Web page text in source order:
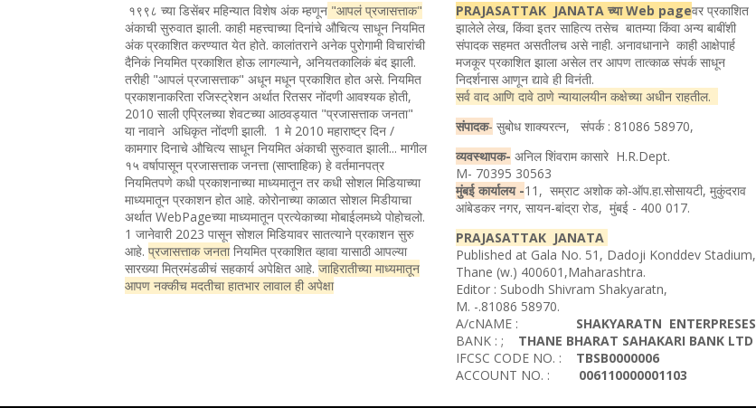
१९९८ च्या डिसेंबर महिन्यात विशेष अंक म्हणून "आपलं प्रजासत्ताक"
अंकाची सुरुवात झाली. काही महत्त्वाच्या दिनांचे औचित्य साधून नियमित
अंक प्रकाशित करण्यात येत होते. कालांतराने अनेक पुरोगामी विचारांची
दैनिकं नियमित प्रकाशित होऊ लागल्याने, अनियतकालिकं बंद झाली.
तरीही "आपलं प्रजासत्ताक" अधून मधून प्रकाशित होत असे. नियमित
प्रकाशनाकरिता रजिस्ट्रेशन अर्थात रितसर नोंदणी आवश्यक होती,
2010 साली एप्रिलच्या शेवटच्या आठवड्यात "प्रजासत्ताक जनता"
या नावाने अधिकृत नोंदणी झाली. 1 मे 2010 महाराष्ट्र दिन /
कामगार दिनाचे औचित्य साधून नियमित अंकाची सुरुवात झाली... मागील
१५ वर्षापासून प्रजासत्ताक जनत्ता (साप्ताहिक) हे वर्तमानपत्र
नियमितपणे कधी प्रकाशनाच्या माध्यमातून तर कधी सोशल मिडियाच्या
माध्यमातून प्रकाशन होत आहे. कोरोनाच्या काळात सोशल मिडीयाचा
अर्थात WebPageच्या माध्यमातून प्रत्येकाच्या मोबाईलमध्ये पोहोचलो.
1 जानेवारी 2023 पासून सोशल मिडियावर सातत्याने प्रकाशन सुरु
आहे. प्रजासत्ताक जनतानियमित प्रकाशित व्हावा यासाठी आपल्या
सारख्या मित्रमंडळीचं सहकार्य अपेक्षित आहे. जाहिरातीच्या माध्यमातून
आपण नक्कीच मदतीचा हातभार लावाल ही अपेक्षा
PRAJASATTAK JANATA च्या Web pageवर प्रकाशित
झालेले लेख, किंवा इतर साहित्य तसेच बातम्या किंवा अन्य बाबींशी
संपादक सहमत असतीलच असे नाही. अनावधानाने काही आक्षेपार्ह
मजकूर प्रकाशित झाला असेल तर आपण तात्काळ संपर्क साधून
निदर्शनास आणून द्यावे ही विनंती.
सर्व वाद आणि दावे ठाणे न्यायालयीन कक्षेच्या अधीन राहतील.
संपादक- सुबोध शाक्यरत्न, संपर्क : 81086 58970,
व्यवस्थापक- अनिल शिंवराम कासारे H.R.Dept.
M- 70395 30563
मुंबई कार्यालय -11, सम्राट अशोक को-ऑप.हा.सोसायटी, मुकुंदराव
आंबेडकर नगर, सायन-बांद्रा रोड, मुंबई - 400 017.
PRAJASATTAK JANATA
Published at Gala No. 51, Dadoji Konddev Stadium,
Thane (w.) 400601,Maharashtra.
Editor : Subodh Shivram Shakyaratn,
M. -.81086 58970.
A/cNAME : SHAKYARATN ENTERPRESES
BANK : ; THANE BHARAT SAHAKARI BANK LTD
IFCSC CODE NO. : TBSB0000006
ACCOUNT NO. : 006110000001103